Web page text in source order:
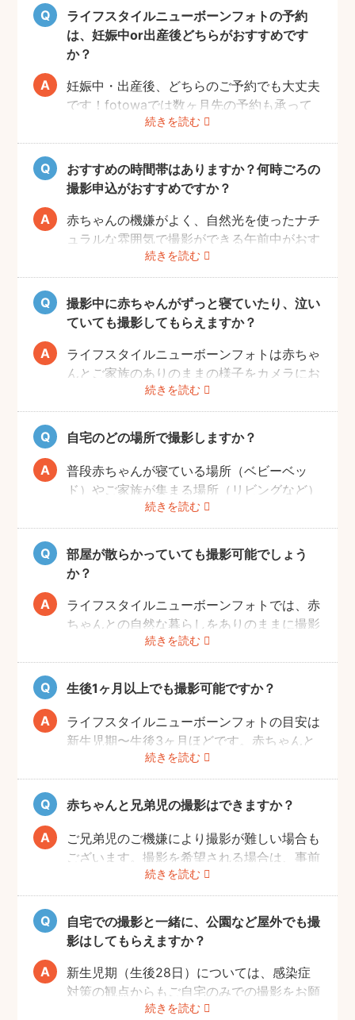
はございません。おくるみや小物を使用する
撮影をご希望の場合は、ニューボーンフォト
ジャンルのご予約をお願いします。
ライフスタイルニューボーンフォトの予約
は、妊娠中or出産後どちらがおすすめです
か？
続きを読む
妊娠中・出産後、どちらのご予約でも大丈夫
です！fotowaでは数ヶ月先の予約も承って
いるので、妊娠中にフォトグラファーを決め
て、撮影のご予約をするのがおすすめです。
（産後は赤ちゃんのお世話や、ご自身の体調
により、検討する時間を確保することが難し
い場合が多いです。）
おすすめの時間帯はありますか？何時ごろの
撮影申込がおすすめですか？
続きを読む
赤ちゃんの機嫌がよく、自然光を使ったナチ
ュラルな雰囲気で撮影ができる午前中がおす
赤ちゃんもお母さんも、おうちに戻ってから
の生活リズムがまだ整わないうえ、授乳・お
むつ替え・ねんねのタイミングは赤ちゃんに
よってそれぞれです。 日時を決めるのが難
しい場合、フォトグラファーへ予約時間をご
相談ください。
撮影中に赤ちゃんがずっと寝ていたり、泣い
ていても撮影してもらえますか？
続きを読む
ライフスタイルニューボーンフォトは赤ちゃ
んとご家族のありのままの様子をカメラにお
さめます。そのため、寝ていたり、泣いてい
てもそのまま撮影をしていきます。生まれた
ての赤ちゃんの寝顔、元気いっぱいの泣き顔
など、ぜひご家族の記念として残すことをお
すすめします！
自宅のどの場所で撮影しますか？
続きを読む
普段赤ちゃんが寝ている場所（ベビーベッ
ド）やご家族が集まる場所（リビングなど）
を中心に撮影します。撮影可能な場所や、撮
影NGの場所については事前にフォトグラフ
ァーと打ち合わせをお願いします。
部屋が散らかっていても撮影可能でしょう
か？
続きを読む
ライフスタイルニューボーンフォトでは、赤
ちゃんとの自然な暮らしをありのままに撮影
します。ご自身が気にならなければ、掃除や
片付けは必ずしも必要ではありません。も
し、お部屋の様子が気になる場合は、事前に
お部屋を整えていただきますようお願いしま
す。フォトグラファーが片付けなどをお手伝
いすること、撮影当日に片付けのお時間をと
ることはできかねることご承知ください。
生後1ヶ月以上でも撮影可能ですか？
続きを読む
ライフスタイルニューボーンフォトの目安は
新生児期〜生後3ヶ月ほどです。赤ちゃんと
の生活リズムが整い、お気持ちにも余裕がで
てきたタイミングでぜひお気軽にフォトグラ
ファーへご相談ください！
赤ちゃんと兄弟児の撮影はできますか？
続きを読む
ご兄弟児のご機嫌により撮影が難しい場合も
ございます。撮影を希望される場合は、事前
にフォトグラファーへご相談いただけますよ
うお願いします。
自宅での撮影と一緒に、公園など屋外でも撮
影はしてもらえますか？
続きを読む
新生児期（生後28日）については、感染症
対策の観点からもご自宅のみでの撮影をお願
いします。また、生後1ヶ月以降の場合で